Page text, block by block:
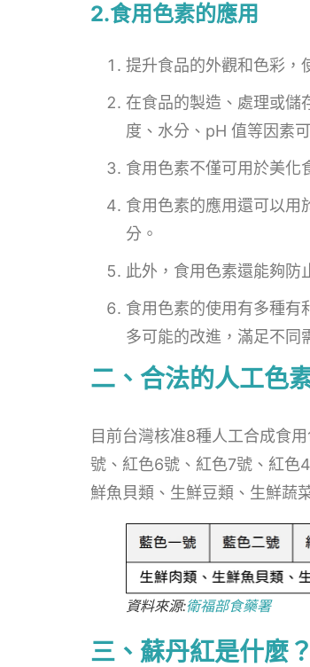
2.食用色素的應用
提升食品的外觀和色彩，
在食品的製造、處理或儲
度、水分、pH 值等因素
食用色素不僅可用於美化
食用色素的應用還可以用
分。
此外，食用色素還能夠防
食用色素的使用有多種有
多可能的改進，滿足不同
二、合法的人工色
目前台灣核准8種人工合成食
號、紅色6號、紅色7號、紅色
鮮魚貝類、生鮮豆類、生鮮蔬
資料來源:衛福部食藥署
三、蘇丹紅是什麼